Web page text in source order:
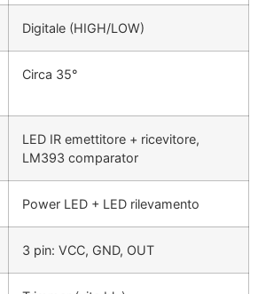
Digitale (HIGH/LOW)
Circa 35°
LED IR emettitore + ricevitore,
LM393 comparator
Power LED + LED rilevamento
3 pin: VCC, GND, OUT